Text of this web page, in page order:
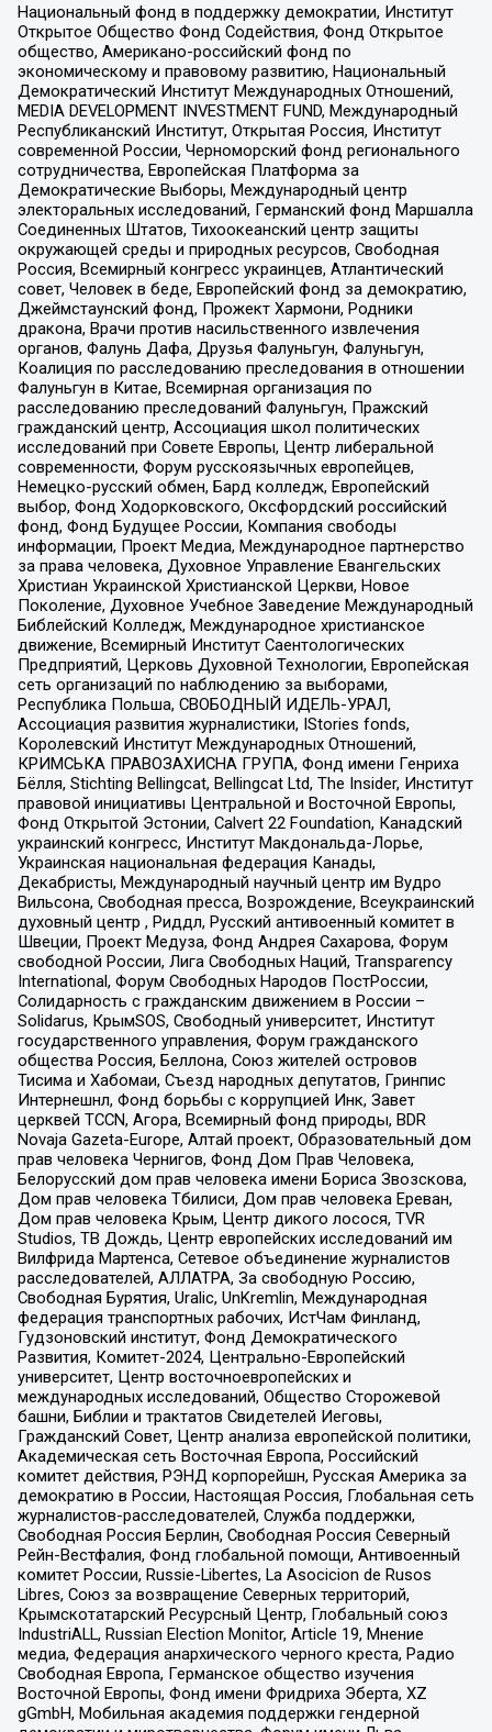
Национальный фонд в поддержку демократии, Институт
Открытое Общество Фонд Содействия, Фонд Открытое
общество, Американо-российский фонд по
экономическому и правовому развитию, Национальный
Демократический Институт Международных Отношений,
MEDIA DEVELOPMENT INVESTMENT FUND, Международный
Республиканский Институт, Открытая Россия, Институт
современной России, Черноморский фонд регионального
сотрудничества, Европейская Платформа за
Демократические Выборы, Международный центр
электоральных исследований, Германский фонд Маршалла
Соединенных Штатов, Тихоокеанский центр защиты
окружающей среды и природных ресурсов, Свободная
Россия, Всемирный конгресс украинцев, Атлантический
совет, Человек в беде, Европейский фонд за демократию,
Джеймстаунский фонд, Прожект Хармони, Родники
дракона, Врачи против насильственного извлечения
органов, Фалунь Дафа, Друзья Фалуньгун, Фалуньгун,
Коалиция по расследованию преследования в отношении
Фалуньгун в Китае, Всемирная организация по
расследованию преследований Фалуньгун, Пражский
гражданский центр, Ассоциация школ политических
исследований при Совете Европы, Центр либеральной
современности, Форум русскоязычных европейцев,
Немецко-русский обмен, Бард колледж, Европейский
выбор, Фонд Ходорковского, Оксфордский российский
фонд, Фонд Будущее России, Компания свободы
информации, Проект Медиа, Международное партнерство
за права человека, Духовное Управление Евангельских
Христиан Украинской Христианской Церкви, Новое
Поколение, Духовное Учебное Заведение Международный
Библейский Колледж, Международное христианское
движение, Всемирный Институт Саентологических
Предприятий, Церковь Духовной Технологии, Европейская
сеть организаций по наблюдению за выборами,
Республика Польша, СВОБОДНЫЙ ИДЕЛЬ-УРАЛ,
Ассоциация развития журналистики, IStories fonds,
Королевский Институт Международных Отношений,
КРИМСЬКА ПРАВОЗАХИСНА ГРУПА, Фонд имени Генриха
Бёлля, Stichting Bellingcat, Bellingcat Ltd, The Insider, Институт
правовой инициативы Центральной и Восточной Европы,
Фонд Открытой Эстонии, Calvert 22 Foundation, Канадский
украинский конгресс, Институт Макдональда-Лорье,
Украинская национальная федерация Канады,
Декабристы, Международный научный центр им Вудро
Вильсона, Свободная пресса, Возрождение, Всеукраинский
духовный центр , Риддл, Русский антивоенный комитет в
Швеции, Проект Медуза, Фонд Андрея Сахарова, Форум
свободной России, Лига Свободных Наций, Transparеncy
International, Форум Свободных Народов ПостРоссии,
Солидарность с гражданским движением в России –
Solidarus, КрымSOS, Свободный университет, Институт
государственного управления, Форум гражданского
общества Россия, Беллона, Союз жителей островов
Тисима и Хабомаи, Съезд народных депутатов, Гринпис
Интернешнл, Фонд борьбы с коррупцией Инк, Завет
церквей TCCN, Агора, Всемирный фонд природы, BDR
Novaja Gazeta-Europe, Алтай проект, Образовательный дом
прав человека Чернигов, Фонд Дом Прав Человека,
Белорусский дом прав человека имени Бориса Звозскова,
Дом прав человека Тбилиси, Дом прав человека Ереван,
Дом прав человека Крым, Центр дикого лосося, TVR
Studios, ТВ Дождь, Центр европейских исследований им
Вилфрида Мартенса, Сетевое объединение журналистов
расследователей, АЛЛАТРА, За свободную Россию,
Свободная Бурятия, Uralic, UnKremlin, Международная
федерация транспортных рабочих, ИстЧам Финланд,
Гудзоновский институт, Фонд Демократического
Развития, Комитет-2024, Центрально-Европейский
университет, Центр восточноевропейских и
международных исследований, Общество Сторожевой
башни, Библии и трактатов Свидетелей Иеговы,
Гражданский Совет, Центр анализа европейской политики,
Академическая сеть Восточная Европа, Российский
комитет действия, РЭНД корпорейшн, Русская Америка за
демократию в России, Настоящая Россия, Глобальная сеть
журналистов-расследователей, Служба поддержки,
Свободная Россия Берлин, Свободная Россия Северный
Рейн-Вестфалия, Фонд глобальной помощи, Антивоенный
комитет России, Russie-Libertes, La Asocicion de Rusos
Libres, Союз за возвращение Северных территорий,
Крымскотатарский Ресурсный Центр, Глобальный союз
IndustriALL, Russian Election Monitor, Article 19, Мнение
медиа, Федерация анархического черного креста, Радио
Свободная Европа, Германское общество изучения
Восточной Европы, Фонд имени Фридриха Эберта, XZ
gGmbH, Мобильная академия поддержки гендерной